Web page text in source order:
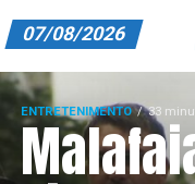
A EXIBIR GOSPEL
ANUNCIE CONOSCO
ASSINE
07/08/2026
ENTRETENIMENTO 33